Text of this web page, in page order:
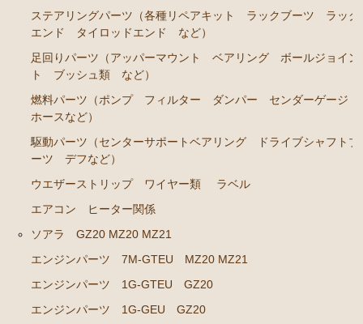
ブレーキパーツ（マスターシリンダー リペアキッ
ト ホース など）
クラッチパーツ（マスターシリンダー クラッチレリ
ステアリングパーツ（ピットマンアーム アイドラー
アーム タイロッドエンド など）
足回りパーツ（アッパーマウント ベアリング ボー
ルジョイント ブッシュ類 など）
燃料パーツ（ポンプ フィルター ダンパー センダ
駆動パーツ（センターサポートベアリング ドライブ
シャフトブーツ デフなど）
ステアリングパーツ（各種リペアキット ラックブーツ ラック
エンド タイロッドエンド など）
足回りパーツ（アッパーマウント ベアリング ボールジョイン
ト ブッシュ類 など）
燃料パーツ（ポンプ フィルター ダンパー センダーゲージ
ホースなど）
駆動パーツ（センターサポートベアリング ドライブシャフトブ
ーツ デフなど）
ウエザーストリップ ワイヤー類
ラベル
エアコン ヒーター関係
ソアラ GZ20 MZ20 MZ21
エンジンパーツ 7M-GTEU MZ20 MZ21
エンジンパーツ 1G-GTEU GZ20
エンジンパーツ 1G-GEU GZ20